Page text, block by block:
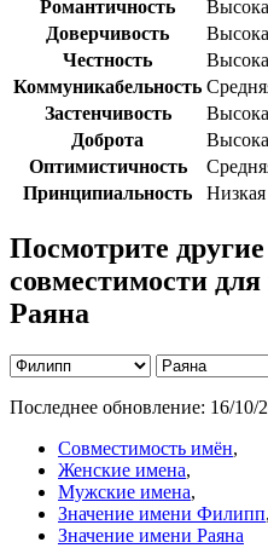
Романтичность
Доверчивость
Честность
Коммуникабельность
Застенчивость
Доброта
Оптимистичность
Принципиальность
Низкая
Посмотрите
совместимости
Раяна
Последнее обновление: 16/10/
Совместимость имён,
Женские имена,
Мужские имена,
Значение имени Филипп,
Значение имени Раяна